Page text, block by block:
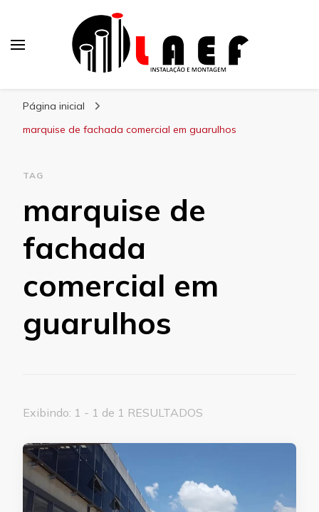
Página inicial
marquise de fachada comercial em guarulhos
TAG
marquise de
fachada
comercial em
guarulhos
Exibindo: 1 - 1 de 1 RESULTADOS